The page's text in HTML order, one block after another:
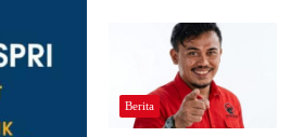
Berita